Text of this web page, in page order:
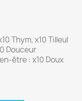
Thym, x10 Tilleul
Douceur
être : x10 Doux